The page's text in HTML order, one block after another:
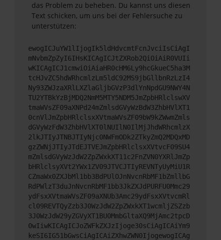
das Problem zu beheben. Du kannst uns diesen
Text schicken, um uns bei der Fehlersuche zu
unterstützen:
ewogICJuYW1lIjogIk5ldHdvcmtFcnJvciIsCiAgI
mNvbmZpZyI6IHsKICAgICJtZXRob2QiOiAiR0VUIi
wKICAgICJ1cmwiOiAiaHR0cHM6Ly9hcGkueC5ha3M
tcHJvZC5hdWRhcmlzLm5ldC92MS9jbGllbnRzLzI4
Ny93ZWJzaXRlLXZlaGljbGVzP3dlYnNpdGU9NWY4N
TU2YTBkYzBjMDQ2NmM5MTY5NDM5JmZpbHRlclswXV
tmaWVsZF09aXNPd24mZmlsdGVyWzBdW3ZhbHVlXT1
0cnVlJmZpbHRlclsxXVtmaWVsZF09bW9kZWwmZmls
dGVyWzFdW3ZhbHVlXT0lNUIlN0IlMjJhdWRhcmlzX
2lkJTIyJTNBJTIyNjc0NWFmODk2ZTkyZmQ2MDQxMD
gzZWNjJTIyJTdEJTVEJmZpbHRlclsxXVtvcF09SU4
mZmlsdGVyWzJdW2ZpZWxkXT11c2FnZVN0YXRlJmZp
bHRlclsyXVt2YWx1ZV09JTVCJTIyREVNTyUyMiU1R
CZmaWx0ZXJbMl1bb3BdPUlOJnNvcnRbMF1bZmllbG
RdPWlzT3duJnNvcnRbMF1bb3JkZXJdPURFU0Mmc29
ydFsxXVtmaWVsZF09aXNUb3Amc29ydFsxXVtvcmRl
cl09REVTQyZzb3J0WzJdW2ZpZWxkXT1wcmljZSZzb
3J0WzJdW29yZGVyXT1BU0MmbGltaXQ9MjAmc2tpcD
0wIiwKICAgICJoZWFkZXJzIjoge30sCiAgICAiYm9
keSI6IG51bGwsCiAgICAiZXhwZWN0IjogewogICAg